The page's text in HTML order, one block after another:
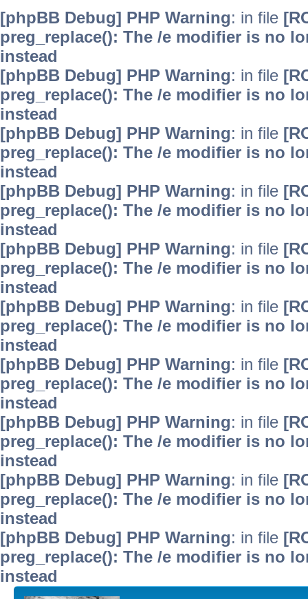
[phpBB Debug] PHP Warning: in file
preg_replace(): The /e modifier is no
instead
[phpBB Debug] PHP Warning: in file
preg_replace(): The /e modifier is no
instead
[phpBB Debug] PHP Warning: in file
preg_replace(): The /e modifier is no
instead
[phpBB Debug] PHP Warning: in file
preg_replace(): The /e modifier is no
instead
[phpBB Debug] PHP Warning: in file
preg_replace(): The /e modifier is no
instead
[phpBB Debug] PHP Warning: in file
preg_replace(): The /e modifier is no
instead
[phpBB Debug] PHP Warning: in file
preg_replace(): The /e modifier is no
instead
[phpBB Debug] PHP Warning: in file
preg_replace(): The /e modifier is no
instead
[phpBB Debug] PHP Warning: in file
preg_replace(): The /e modifier is no
instead
[phpBB Debug] PHP Warning: in file
preg_replace(): The /e modifier is no
instead